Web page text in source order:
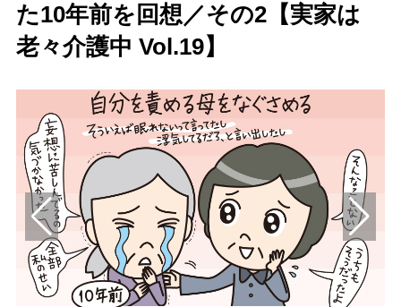
た10年前を回想／その2【実家は
老々介護中 Vol.19】